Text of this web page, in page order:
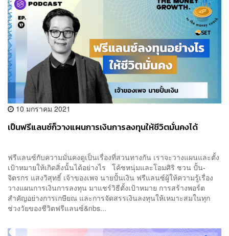
10 มกราคม 2021
เป็นฟรีแลนซ์ก็วางแผนการเงินการลงทุนให้ชีวิตมั่นคงได้
ฟรีแลนซ์กับความมั่นคงดูเป็นเรื่องที่สวนทางกัน เราจะวางแผนและตั้ง
เป้าหมายให้เกิดสิ่งนั้นได้อย่างไร โค้ชหนุ่มและโอมศิริ ชวน ปั้น-
จิตรกร แสงวิสุทธิ์ เจ้าของเพจ นายปั้นเงิน ฟรีแลนซ์ผู้ให้ความรู้เรื่อง
วางแผนการเงินการลงทุน มาแชร์วิธีตั้งเป้าหมาย การสร้างพอร์ต
สำคัญอย่างการเกษียณ และการจัดสรรเงินลงทุนให้เหมาะสมในทุก
ช่วงวัยของชีวิตฟรีแลนซ์&nbs...